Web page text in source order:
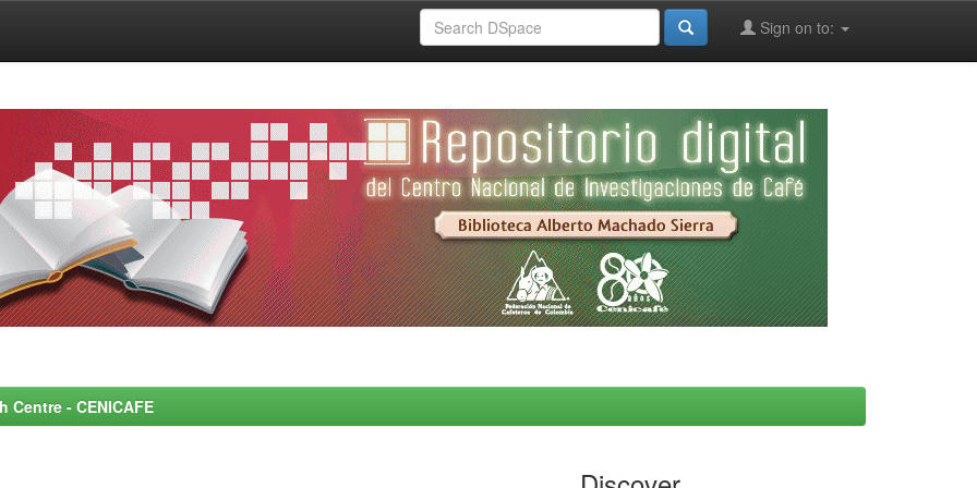
Sign on to:
- CENICAFE